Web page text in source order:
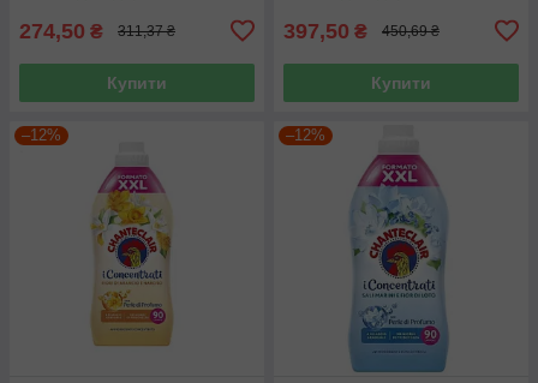
274,50 ₴ 311,37 ₴
Купити
397,50 ₴ 450,69 ₴
Купити
–12% –12%